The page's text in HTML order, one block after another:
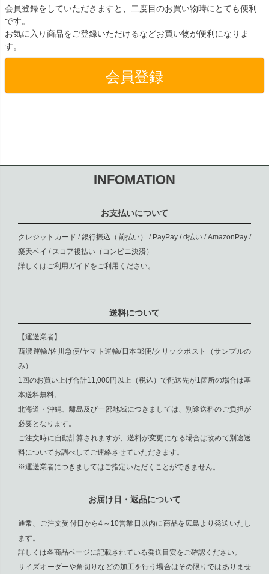
会員登録をしていただきますと、二度目のお買い物時にとても便利
です。
お気に入り商品をご登録いただけるなどお買い物が便利になりま
す。
会員登録
INFOMATION
お支払いについて
クレジットカード / 銀行振込（前払い） / PayPay / d払い / AmazonPay /
楽天ペイ / スコア後払い（コンビニ決済）
詳しくはご利用ガイドをご利用ください。
送料について
【運送業者】
西濃運輸/佐川急便/ヤマト運輸/日本郵便/クリックポスト（サンプルの
み）
1回のお買い上げ合計11,000円以上（税込）で配送先が1箇所の場合は基
本送料無料。
北海道・沖縄、離島及び一部地域につきましては、別途送料のご負担が
必要となります。
ご注文時に自動計算されますが、送料が変更になる場合は改めて別途送
料についてお調べしてご連絡させていただきます。
※運送業者につきましてはご指定いただくことができません。
お届け日・返品について
通常、ご注文受付日から4～10営業日以内に商品を広島より発送いたし
ます。
詳しくは各商品ページに記載されている発送目安をご確認ください。
サイズオーダーや角切りなどの加工を行う場合はその限りではありませ